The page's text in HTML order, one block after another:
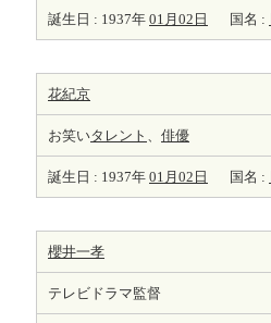
誕生日 : 1937年 01月02日 国名 :
花紀京
お笑いタレント 、 俳優
誕生日 : 1937年 01月02日 国名 :
櫻井一孝
テレビドラマ監督